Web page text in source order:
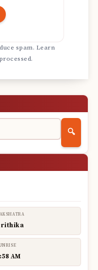
spam. Learn
🔍
AM